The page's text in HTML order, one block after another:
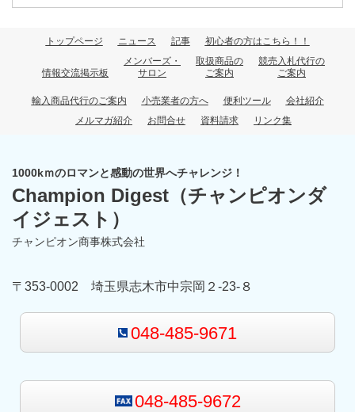
トップページ ニュース 記事 初心者の方はこちら！！
情報交流掲示板
メンバーズ・
サロン
取扱商品の
ご案内
競売入札代行の
ご案内
輸入商品代行のご案内 小売業者の方へ 便利ツール
会社紹介
メルマガ紹介
お問合せ 資料請求 リンク集
1000kｍのロマンと感動の世界へチャレンジ！
Champion Digest （チャンピオンダ
イジェスト）
チャンピオン商事株式会社
〒353-0002 埼玉県志木市中宗岡２-23-８
048-485-9671
048-485-9672